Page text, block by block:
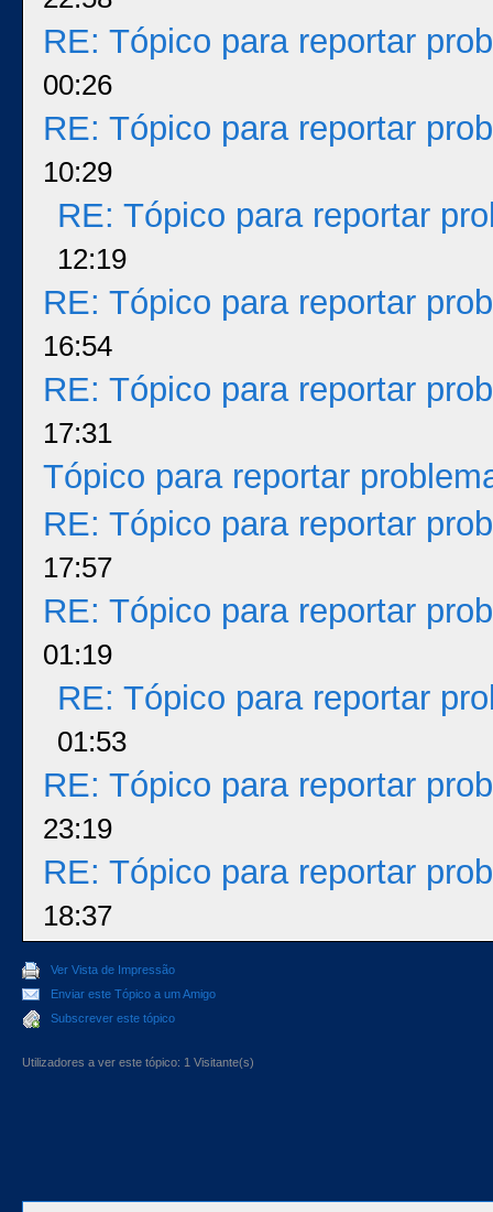
RE: Tópico para reportar
00:26
RE: Tópico para reportar
10:29
RE: Tópico para reportar
12:19
RE: Tópico para reportar
16:54
RE: Tópico para reportar
17:31
Tópico para reportar
RE: Tópico para reportar
17:57
RE: Tópico para reportar
01:19
RE: Tópico para reportar
01:53
RE: Tópico para reportar
23:19
RE: Tópico para reportar
18:37
Ver Vista de Impressão
Enviar este Tópico a um Amigo
Subscrever este tópico
Utilizadores a ver este tópico: 1 Visitante(s)